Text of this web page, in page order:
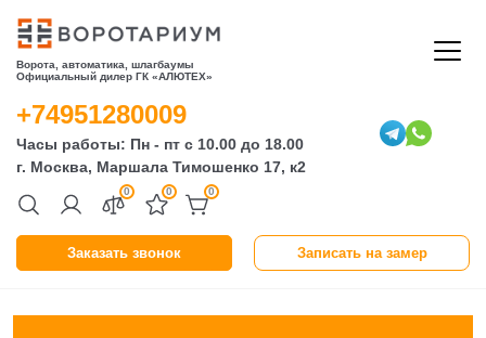
Ворота, автоматика, шлагбаумы
Официальный дилер ГК «АЛЮТЕХ»
Заказать звонок Записать на замер
0 0 0
+74951280009
Часы работы: Пн - пт с 10.00 до 18.00
г. Москва, Маршала Тимошенко 17, к2